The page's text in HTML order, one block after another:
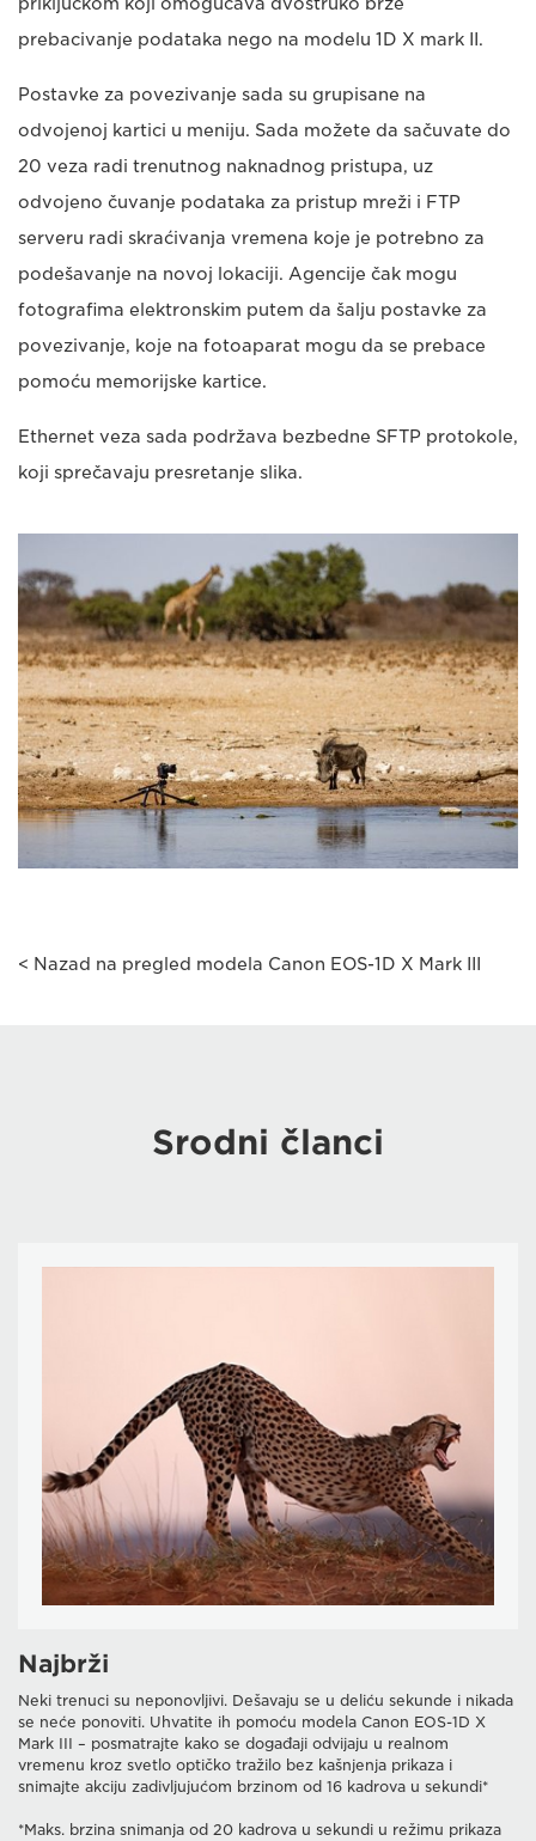
priključkom koji omogućava dvostruko brže
prebacivanje podataka nego na modelu 1D X mark II.
Postavke za povezivanje sada su grupisane na
odvojenoj kartici u meniju. Sada možete da sačuvate do
20 veza radi trenutnog naknadnog pristupa, uz
odvojeno čuvanje podataka za pristup mreži i FTP
serveru radi skraćivanja vremena koje je potrebno za
podešavanje na novoj lokaciji. Agencije čak mogu
fotografima elektronskim putem da šalju postavke za
povezivanje, koje na fotoaparat mogu da se prebace
pomoću memorijske kartice.
Ethernet veza sada podržava bezbedne SFTP protokole,
koji sprečavaju presretanje slika.
< Nazad na pregled modela Canon EOS-1D X Mark III
Srodni članci
Najbrži
Neki trenuci su neponovljivi. Dešavaju se u deliću sekunde i nikada
se neće ponoviti. Uhvatite ih pomoću modela Canon EOS-1D X
Mark III – posmatrajte kako se događaji odvijaju u realnom
vremenu kroz svetlo optičko tražilo bez kašnjenja prikaza i
snimajte akciju zadivljujućom brzinom od 16 kadrova u sekundi*
*Maks. brzina snimanja od 20 kadrova u sekundi u režimu prikaza